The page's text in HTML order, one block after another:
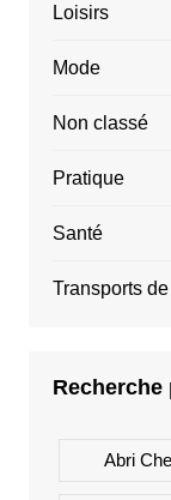
Loisirs
Mode
Non classé
Pratique
Santé
Transports
Recherche
Abri